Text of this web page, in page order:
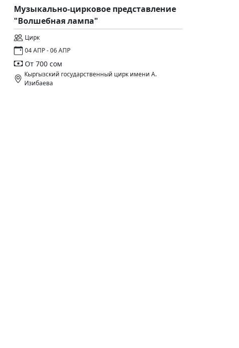
Музыкально-цирковое представление
"Волшебная лампа"
Цирк
04 АПР - 06 АПР
От 700 сом
Кыргызский государственный цирк имени А.
Изибаева